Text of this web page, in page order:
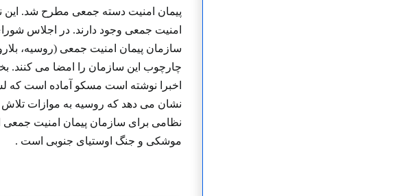
پیمان امنیت دسته جمعی مطرح شد. این
سازمان پیمان امنیت جمعی (روسیه،
چارچوب این سازمان را امضا می کنند.
نشان می دهد که روسیه به موازات
نظامی برای سازمان پیمان امنیت
موشکی و جنگ اوستیای جنوبی است .